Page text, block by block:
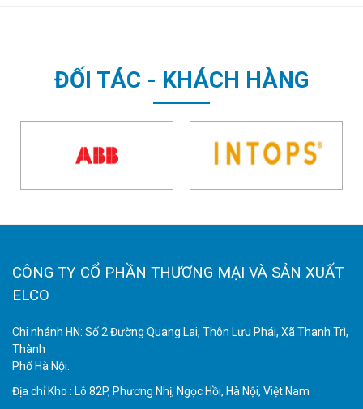
ĐỐI TÁC - KHÁCH HÀNG
CÔNG TY CỔ PHẦN THƯƠNG MẠI VÀ SẢN XUẤT
ELCO
Chi nhánh HN: Số 2 Đường Quang Lai, Thôn Lưu Phái, Xã Thanh Trì,
Thành
Phố Hà Nội.
Địa chỉ Kho : Lô 82P, Phương Nhị, Ngọc Hồi, Hà Nội, Việt Nam